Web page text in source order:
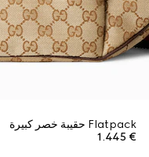
Flatpack حقيبة خصر كبيرة
€ 1.445